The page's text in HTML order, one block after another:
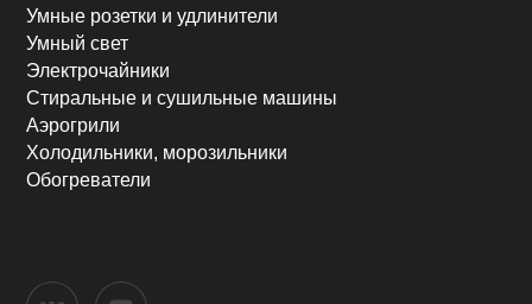
Умные розетки и удлинители
Умный свет
Электрочайники
Стиральные и сушильные машины
Аэрогрили
Холодильники, морозильники
Обогреватели